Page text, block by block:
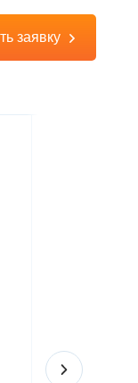
заявку
Фильтры